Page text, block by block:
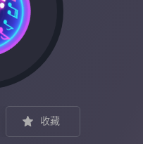
收藏